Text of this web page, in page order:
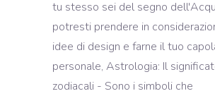
tu stesso sei del segno
potresti prendere in
idee di design e farne il tuo
personale, Astrologia: Il
zodiacali - Sono i simboli che